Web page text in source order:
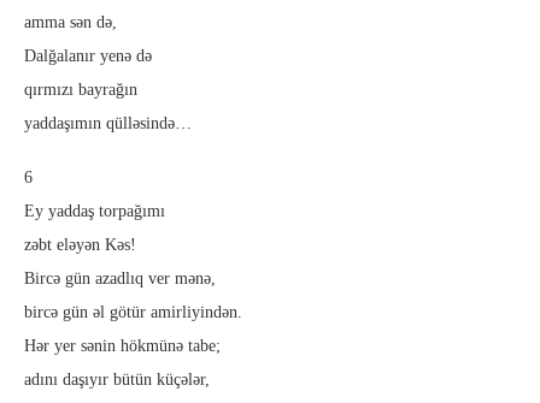
amma sən də,
Dalğalanır yenə də
qırmızı bayrağın
yaddaşımın qülləsində…
6
Ey yaddaş torpağımı
zəbt eləyən Kəs!
Bircə gün azadlıq ver mənə,
bircə gün əl götür amirliyindən.
Hər yer sənin hökmünə tabe;
adını daşıyır bütün küçələr,